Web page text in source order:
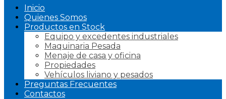
Inicio
Quienes Somos
Productos en Stock
Equipo y excedentes industriales
Maquinaria Pesada
Menaje de casa y oficina
Propiedades
Vehículos liviano y pesados
Preguntas Frecuentes
Contactos